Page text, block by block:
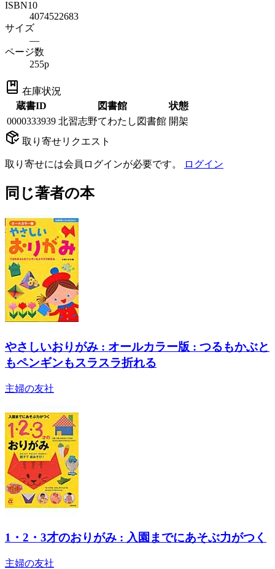
ISBN10
4074522683
サイズ
—
ページ数
255p
在庫状況
蔵書ID
図書館
状態
0000333939 北習志野てわたし図書館 開架
取り寄せリクエスト
取り寄せには会員ログインが必要です。 ログイン
同じ著者の本
やさしいおりがみ : オールカラー版 : つるもかぶと
もペンギンもスラスラ折れる
主婦の友社
1・2・3才のおりがみ : 入園までにあそぶ力がつく
主婦の友社